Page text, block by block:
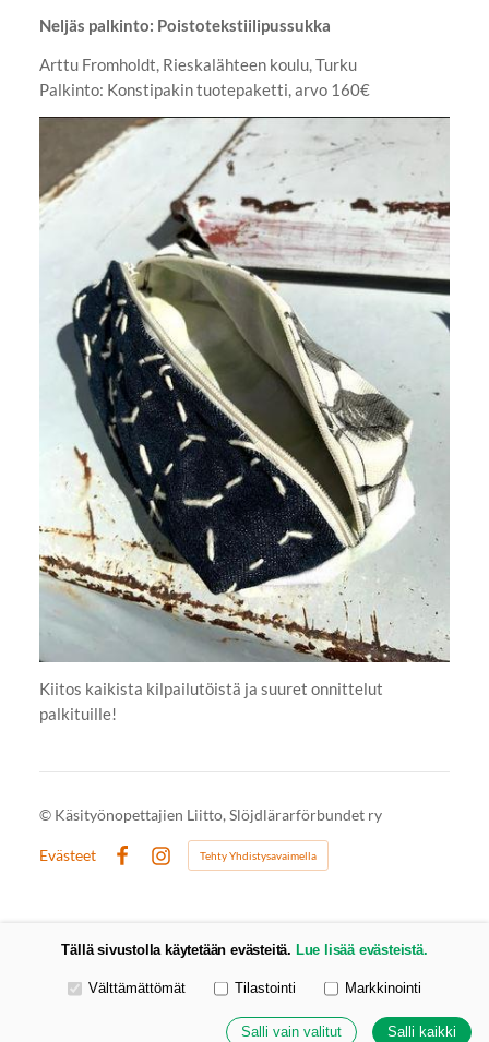
Neljäs palkinto: Poistotekstiilipussukka
Arttu Fromholdt, Rieskalähteen koulu, Turku
Palkinto: Konstipakin tuotepaketti, arvo 160€
Kiitos kaikista kilpailutöistä ja suuret onnittelut
palkituille!
© Käsityönopettajien Liitto, Slöjdlärarförbundet ry
Evästeet
Instagram
Tehty Yhdistysavaimella
Tällä sivustolla käytetään evästeitä. Lue lisää evästeistä.
Valitse käytettävät evästeet
Välttämättömät Tilastointi Markkinointi
Salli vain valitut Salli kaikki